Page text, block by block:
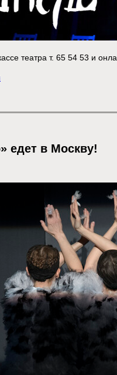
театра т. 65 54 53 и
едет в Москву!